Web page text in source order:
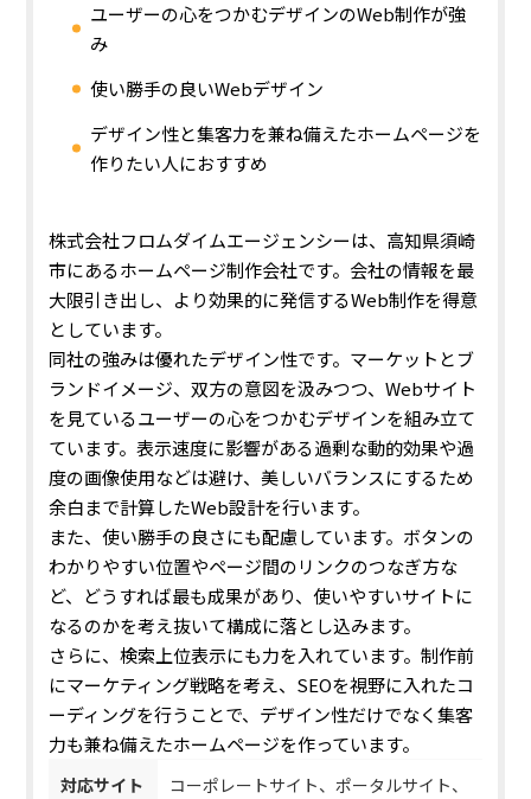
ユーザーの心をつかむデザインのWeb制作が強
み
使い勝手の良いWebデザイン
デザイン性と集客力を兼ね備えたホームページを
作りたい人におすすめ
株式会社フロムダイムエージェンシーは、高知県須崎
市にあるホームページ制作会社です。会社の情報を最
大限引き出し、より効果的に発信するWeb制作を得意
としています。
同社の強みは優れたデザイン性です。 マーケットとブ
ランドイメージ、双方の意図を汲みつつ、Webサイト
を見ているユーザーの心をつかむデザインを組み立て
ています。表示速度に影響がある過剰な動的効果や過
度の画像使用などは避け、美しいバランスにするため
余白まで計算したWeb設計を行います。
また、使い勝手の良さにも配慮しています。 ボタンの
わかりやすい位置やページ間のリンクのつなぎ方な
ど、どうすれば最も成果があり、使いやすいサイトに
なるのかを考え抜いて構成に落とし込みます。
さらに、検索上位表示にも力を入れています。制作前
にマーケティング戦略を考え、SEOを視野に入れたコ
ーディングを行うことで、デザイン性だけでなく集客
力も兼ね備えたホームページを作っています。
対応サイト
コーポレートサイト、ポータルサイト、